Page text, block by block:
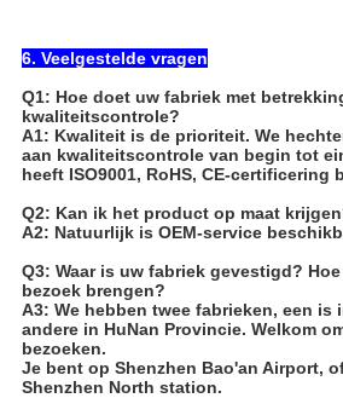
6. Veelgestelde vragen
Q1: Hoe doet uw fabriek met
kwaliteitscontrole?
A1: Kwaliteit is de prioriteit. We
aan kwaliteitscontrole van begin tot
heeft ISO9001, RoHS, CE-certificering
Q2: Kan ik het product op maat
A2: Natuurlijk is OEM-service
Q3: Waar is uw fabriek gevestigd?
bezoek brengen?
A3: We hebben twee fabrieken, een is
andere in HuNan Provincie. Welkom
bezoeken.
Je bent op Shenzhen Bao'an Airport,
Shenzhen North station.